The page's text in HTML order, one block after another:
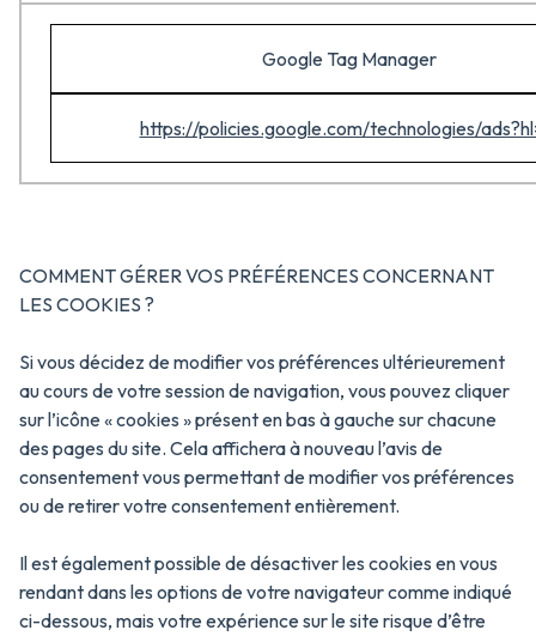
Google Tag Manager
https://policies.google.com/technologies/
COMMENT GÉRER VOS PRÉFÉRENCES CONCERNANT
LES COOKIES ?
Si vous décidez de modifier vos préférences ultérieurement
au cours de votre session de navigation, vous pouvez cliquer
sur l’icône « cookies » présent en bas à gauche sur chacune
des pages du site. Cela affichera à nouveau l’avis de
consentement vous permettant de modifier vos préférences
ou de retirer votre consentement entièrement.
Il est également possible de désactiver les cookies en vous
rendant dans les options de votre navigateur comme indiqué
ci-dessous, mais votre expérience sur le site risque d’être